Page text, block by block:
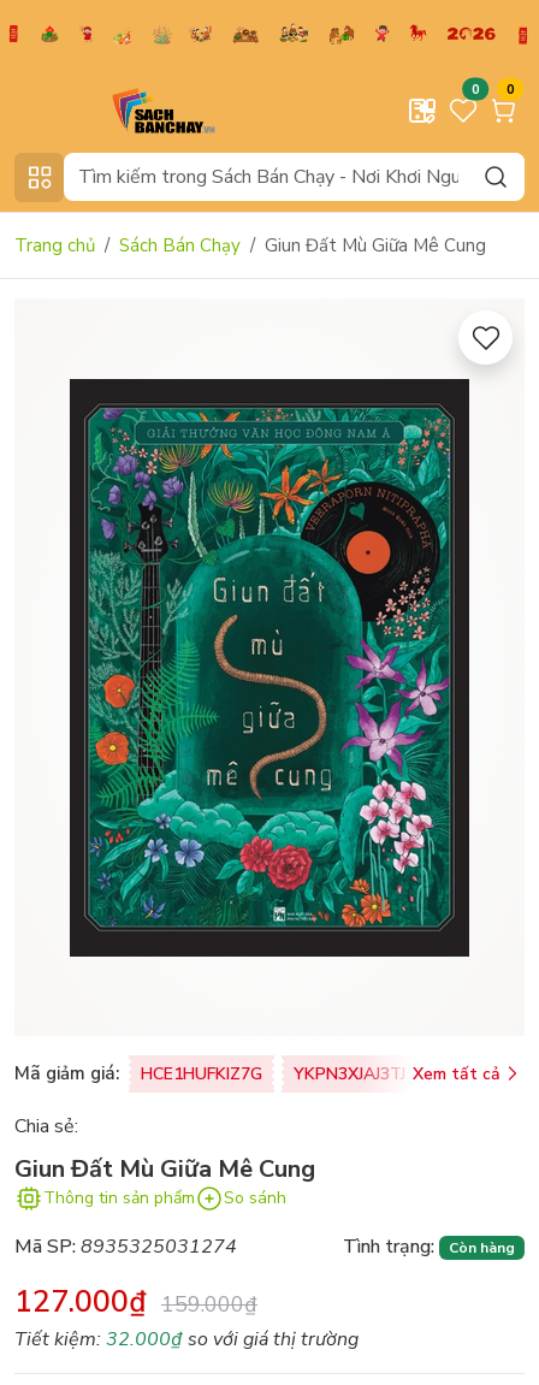
0 0
Trang chủ Sách Bán Chạy Giun Đất Mù Giữa Mê Cung
Mã giảm giá: HCE1HUFKIZ7G YKPN3XJAJ3TJ Xem tất cả
Chia sẻ:
Giun Đất Mù Giữa Mê Cung
Thông tin sản phẩm So sánh
Mã SP:8935325031274 Tình trạng: Còn hàng
127.000₫ 159.000₫
Tiết kiệm:32.000₫so với giá thị trường